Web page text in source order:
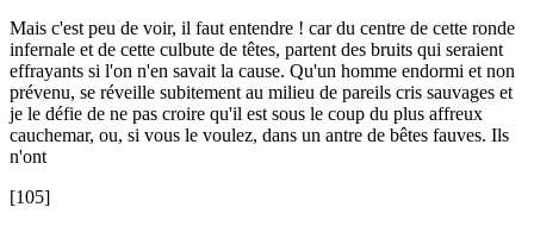
Mais c'est peu de voir, il faut entendre ! car du centre de cette ronde
infernale et de cette culbute de têtes, partent des bruits qui seraient
effrayants si l'on n'en savait la cause. Qu'un homme endormi et non
prévenu, se réveille subitement au milieu de pareils cris sauvages et
je le défie de ne pas croire qu'il est sous le coup du plus affreux
cauchemar, ou, si vous le voulez, dans un antre de bêtes fauves. Ils
n'ont
[105]